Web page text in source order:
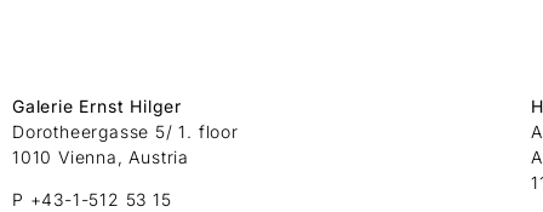
Galerie Ernst Hilger
Dorotheergasse 5/ 1. floor
1010 Vienna, Austria
P +43-1-512 53 15